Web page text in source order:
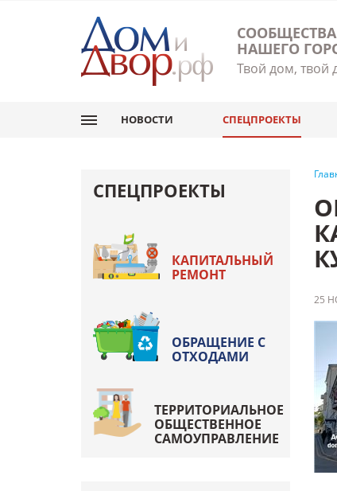
НАШЕГО
Твой дом, твой
НОВОСТИ СПЕЦПРОЕКТЫ
25
СПЕЦПРОЕКТЫ
КАПИТАЛЬНЫЙ
РЕМОНТ
ОБРАЩЕНИЕ С
ОТХОДАМИ
ТЕРРИТОРИАЛЬНОЕ
ОБЩЕСТВЕННОЕ
САМОУПРАВЛЕНИЕ